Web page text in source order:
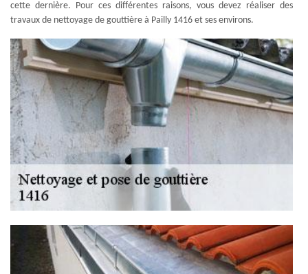
cette dernière. Pour ces différentes raisons, vous devez réaliser des
travaux de nettoyage de gouttière à Pailly 1416 et ses environs.